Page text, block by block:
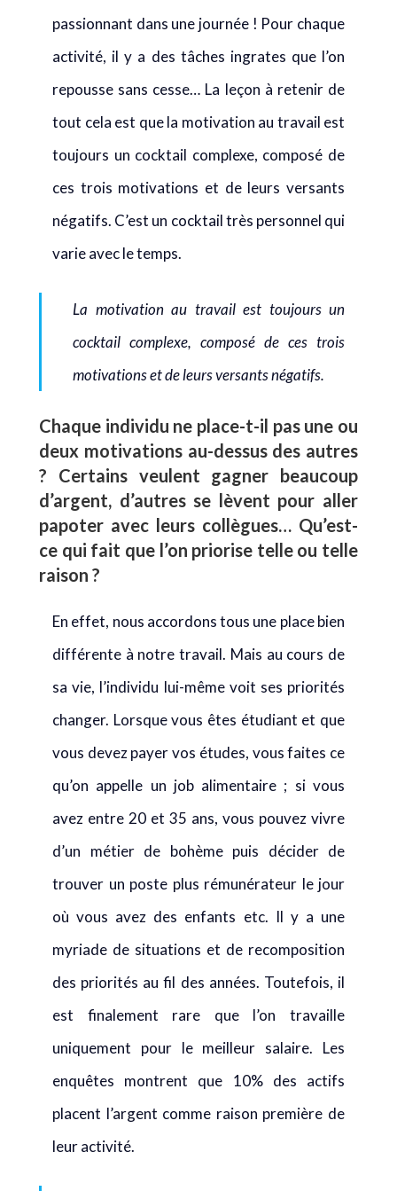
passionnant dans une journée ! Pour chaque
activité, il y a des tâches ingrates que l’on
repousse sans cesse… La leçon à retenir de
tout cela est que la motivation au travail est
toujours un cocktail complexe, composé de
ces trois motivations et de leurs versants
négatifs. C’est un cocktail très personnel qui
varie avec le temps.
La motivation au travail est toujours un
cocktail complexe, composé de ces trois
motivations et de leurs versants négatifs.
Chaque individu ne place-t-il pas une ou
deux motivations au-dessus des autres
? Certains veulent gagner beaucoup
d’argent, d’autres se lèvent pour aller
papoter avec leurs collègues… Qu’est-
ce qui fait que l’on priorise telle ou telle
raison ?
En effet, nous accordons tous une place bien
différente à notre travail. Mais au cours de
sa vie, l’individu lui-même voit ses priorités
changer. Lorsque vous êtes étudiant et que
vous devez payer vos études, vous faites ce
qu’on appelle un job alimentaire ; si vous
avez entre 20 et 35 ans, vous pouvez vivre
d’un métier de bohème puis décider de
trouver un poste plus rémunérateur le jour
où vous avez des enfants etc. Il y a une
myriade de situations et de recomposition
des priorités au fil des années. Toutefois, il
est finalement rare que l’on travaille
uniquement pour le meilleur salaire. Les
enquêtes montrent que 10% des actifs
placent l’argent comme raison première de
leur activité.